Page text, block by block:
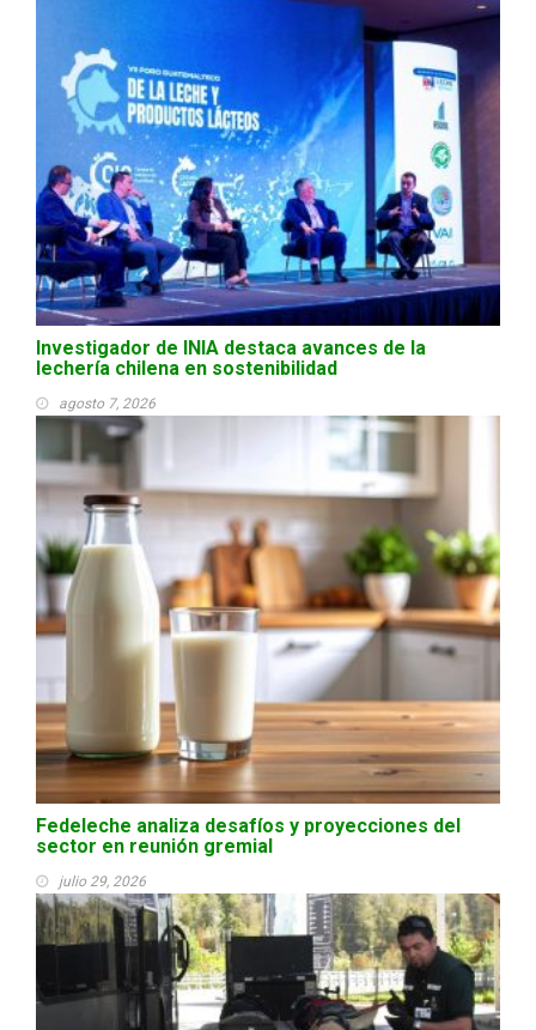
Investigador de INIA destaca avances de la
lechería chilena en sostenibilidad
agosto 7, 2026
Fedeleche analiza desafíos y proyecciones del
sector en reunión gremial
julio 29, 2026